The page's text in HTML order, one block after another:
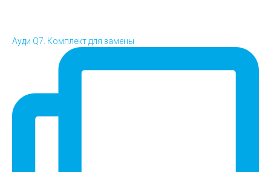
Ауди Q7. Комплект для замены